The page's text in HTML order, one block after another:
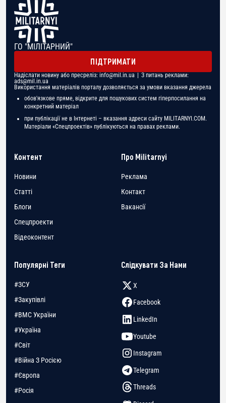
ГО "МІЛІТАРНИЙ"
ПІДТРИМАТИ
Надіслати новину або пресреліз: info@mil.in.ua | З питань реклами:
ads@mil.in.ua
Використання матеріалів порталу дозволяється за умови вказання джерела
обов'язкове пряме, відкрите для пошукових систем гіперпосилання на
конкретний матеріал
при публікації не в Інтернеті – вказання адреси сайту MILITARNYI.COM.
Матеріали «Спецпроектів» публікуються на правах реклами.
Контент
Новини
Статті
Блоги
Спецпроекти
Відеоконтент
Про Militarnyi
Реклама
Контакт
Вакансії
Популярні Теги
#ЗСУ
#Закупівлі
#ВМС України
#Україна
#Світ
#Війна З Росією
#Європа
#Росія
Слідкувати За Нами
X
Facebook
LinkedIn
Youtube
Instagram
Telegram
Threads